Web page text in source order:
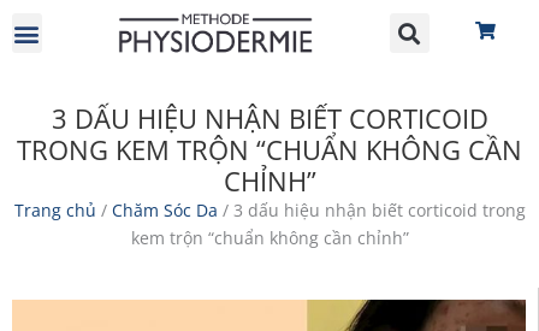
3 DẤU HIỆU NHẬN BIẾT CORTICOID
TRONG KEM TRỘN “CHUẨN KHÔNG CẦN
CHỈNH”
Trang chủ / Chăm Sóc Da / 3 dấu hiệu nhận biết corticoid trong
kem trộn “chuẩn không cần chỉnh”